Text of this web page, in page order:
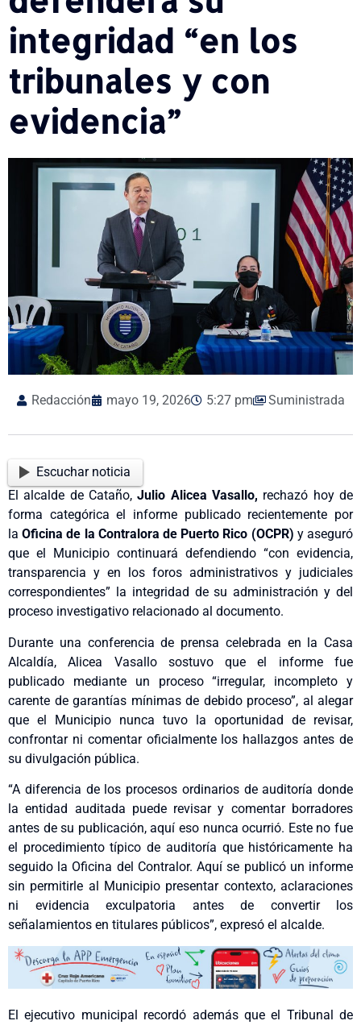
integridad “en los
tribunales y con
evidencia”
Redacción mayo 19, 2026 5:27 pm Suministrada
Escuchar noticia
El alcalde de Cataño,Julio Alicea Vasallo, rechazó hoy de
forma categórica el informe publicado recientemente por
laOficina de la Contralora de Puerto Rico (OCPR) y aseguró
que el Municipio continuará defendiendo “con evidencia,
transparencia y en los foros administrativos y judiciales
correspondientes” la integridad de su administración y del
proceso investigativo relacionado al documento.
Durante una conferencia de prensa celebrada en la Casa
Alcaldía, Alicea Vasallo sostuvo que el informe fue
publicado mediante un proceso “irregular, incompleto y
carente de garantías mínimas de debido proceso”, al alegar
que el Municipio nunca tuvo la oportunidad de revisar,
confrontar ni comentar oficialmente los hallazgos antes de
su divulgación pública.
“A diferencia de los procesos ordinarios de auditoría donde
la entidad auditada puede revisar y comentar borradores
antes de su publicación, aquí eso nunca ocurrió. Este no fue
el procedimiento típico de auditoría que históricamente ha
seguido la Oficina del Contralor. Aquí se publicó un informe
sin permitirle al Municipio presentar contexto, aclaraciones
ni evidencia exculpatoria antes de convertir los
señalamientos en titulares públicos”, expresó el alcalde.
El ejecutivo municipal recordó además que el Tribunal de